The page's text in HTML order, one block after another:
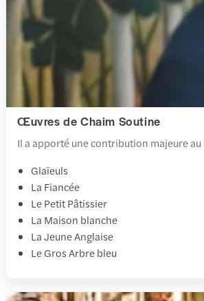
Œuvres de Chaim Soutine
Il a apporté une contribution majeure
Glaïeuls
La Fiancée
Le Petit Pâtissier
La Maison blanche
La Jeune Anglaise
Le Gros Arbre bleu